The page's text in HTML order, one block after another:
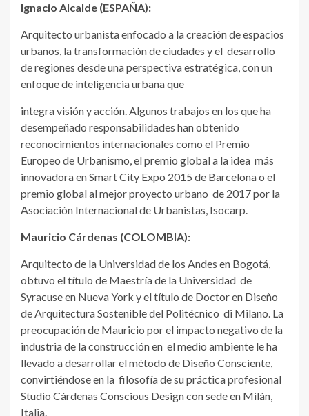
Ignacio Alcalde (ESPAÑA):
Arquitecto urbanista enfocado a la creación de espacios
urbanos, la transformación de ciudades y el desarrollo
de regiones desde una perspectiva estratégica, con un
enfoque de inteligencia urbana que
integra visión y acción. Algunos trabajos en los que ha
desempeñado responsabilidades han obtenido
reconocimientos internacionales como el Premio
Europeo de Urbanismo, el premio global a la idea más
innovadora en Smart City Expo 2015 de Barcelona o el
premio global al mejor proyecto urbano de 2017 por la
Asociación Internacional de Urbanistas, Isocarp.
Mauricio Cárdenas (COLOMBIA):
Arquitecto de la Universidad de los Andes en Bogotá,
obtuvo el título de Maestría de la Universidad de
Syracuse en Nueva York y el título de Doctor en Diseño
de Arquitectura Sostenible del Politécnico di Milano. La
preocupación de Mauricio por el impacto negativo de la
industria de la construcción en el medio ambiente le ha
llevado a desarrollar el método de Diseño Consciente,
convirtiéndose en la filosofía de su práctica profesional
Studio Cárdenas Conscious Design con sede en Milán,
Italia.